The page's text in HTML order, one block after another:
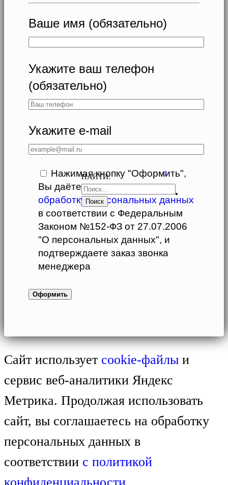
НАЙТИ: 0
Ваше имя (обязательно)
Укажите ваш телефон
(обязательно)
Укажите e-mail
Нажимая кнопку "Оформить",
Вы даёте своесогласиена
обработку Персональных данных
в соответствии с Федеральным
Законом №152-ФЗ от 27.07.2006
"О персональных данных", и
подтверждаете заказ звонка
менеджера
Сайт использует cookie-файлы и
сервис веб-аналитики Яндекс
Метрика. Продолжая использовать
сайт, вы соглашаетесь на обработку
персональных данных в
соответствии с политикой